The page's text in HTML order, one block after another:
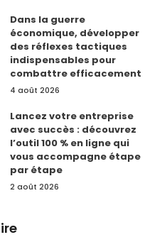
Dans la guerre
économique, développer
des réflexes tactiques
indispensables pour
combattre efficacement
4 août 2026
Lancez votre entreprise
avec succès : découvrez
l’outil 100 % en ligne qui
vous accompagne étape
par étape
2 août 2026